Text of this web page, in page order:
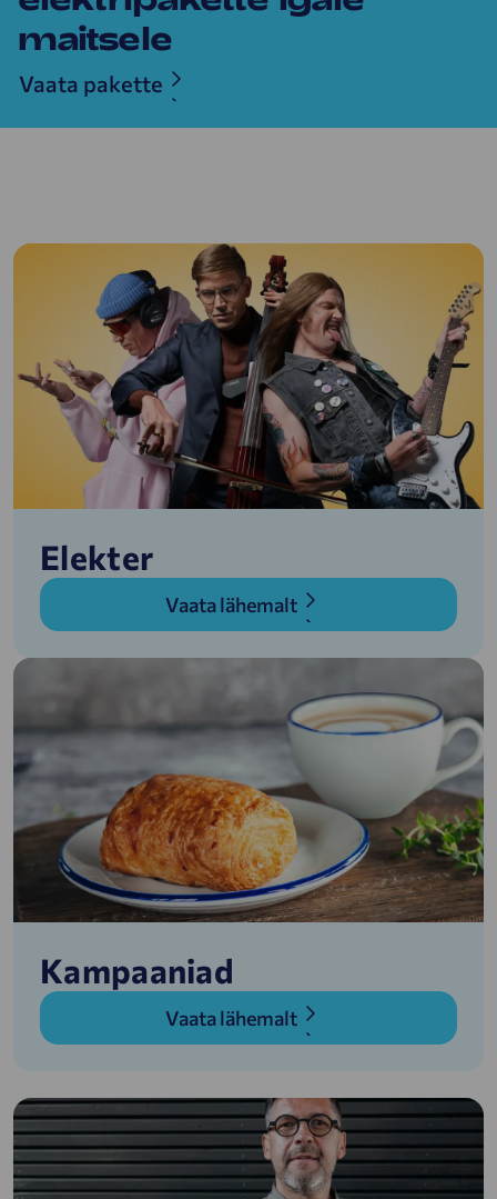
maitsele
Vaata pakette
Elekter
Vaata lähemalt
Kampaaniad
Vaata lähemalt